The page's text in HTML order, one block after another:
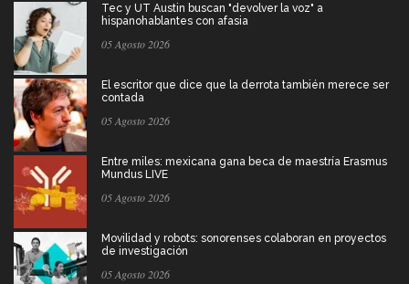
Tec y UT Austin buscan "devolver la voz" a
hispanohablantes con afasia
05 Agosto 2026
El escritor que dice que la derrota también merece ser
contada
05 Agosto 2026
Entre miles: mexicana gana beca de maestría Erasmus
Mundus LIVE
05 Agosto 2026
Movilidad y robots: sonorenses colaboran en proyectos
de investigación
05 Agosto 2026